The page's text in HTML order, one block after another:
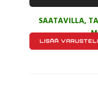
SAATAVILLA,
LISÄÄ